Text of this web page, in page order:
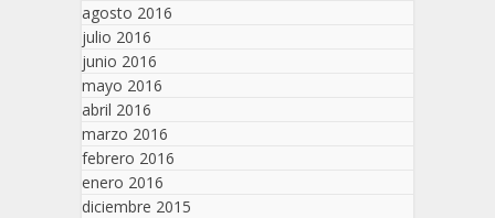
agosto 2016
julio 2016
junio 2016
mayo 2016
abril 2016
marzo 2016
febrero 2016
enero 2016
diciembre 2015